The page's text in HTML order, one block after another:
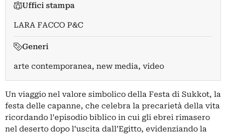
Uffici stampa
LARA FACCO P&C
Generi
arte contemporanea, new media, video
Un viaggio nel valore simbolico della Festa di Sukkot, la
festa delle capanne, che celebra la precarietà della vita
ricordando l’episodio biblico in cui gli ebrei rimasero
nel deserto dopo l’uscita dall’Egitto, evidenziando la